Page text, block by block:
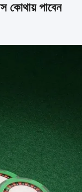
কোথায় পাবেন